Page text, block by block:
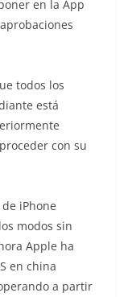
en la App
todos los
está
con su
iPhone
modos sin
Apple ha
en china
a partir